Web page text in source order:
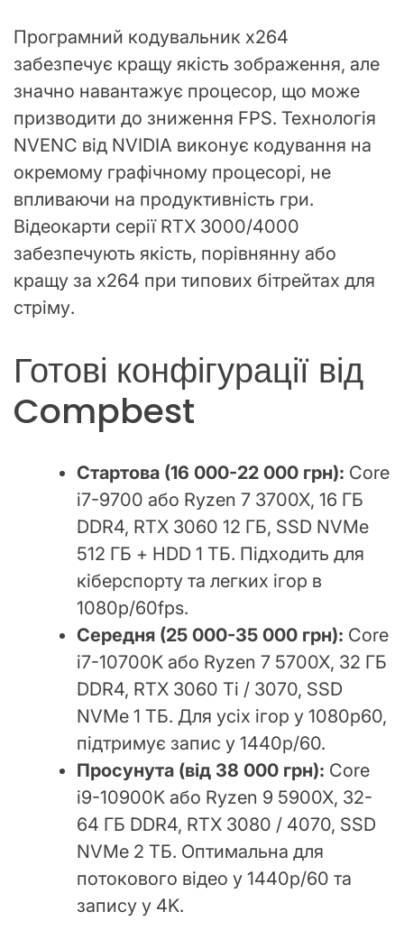
Програмний кодувальник x264
забезпечує кращу якість зображення, але
значно навантажує процесор, що може
призводити до зниження FPS. Технологія
NVENC від NVIDIA виконує кодування на
окремому графічному процесорі, не
впливаючи на продуктивність гри.
Відеокарти серії RTX 3000/4000
забезпечують якість, порівнянну або
кращу за x264 при типових бітрейтах для
стріму.
Готові конфігурації від
Compbest
Стартова (16 000-22 000 грн): Core
i7-9700 або Ryzen 7 3700X, 16 ГБ
DDR4, RTX 3060 12 ГБ, SSD NVMe
512 ГБ + HDD 1 ТБ. Підходить для
кіберспорту та легких ігор в
1080p/60fps.
Середня (25 000-35 000 грн): Core
i7-10700K або Ryzen 7 5700X, 32 ГБ
DDR4, RTX 3060 Ti / 3070, SSD
NVMe 1 ТБ. Для усіх ігор у 1080p60,
підтримує запис у 1440p/60.
Просунута (від 38 000 грн): Core
i9-10900K або Ryzen 9 5900X, 32-
64 ГБ DDR4, RTX 3080 / 4070, SSD
NVMe 2 ТБ. Оптимальна для
потокового відео у 1440p/60 та
запису у 4K.